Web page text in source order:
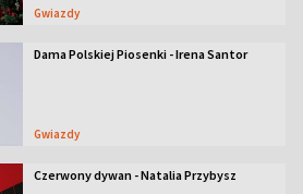
Gwiazdy
Dama Polskiej Piosenki - Irena Santor
Gwiazdy
Czerwony dywan - Natalia Przybysz